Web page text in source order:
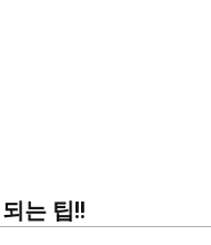
는 팁!!